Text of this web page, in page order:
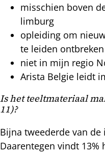
misschien boven
limburg
opleiding om
te leiden ontbreken
niet in mijn regio
Arista Belgie leidt
Is het teeltmateriaal
11)?
Bijna tweederde van de
Daarentegen vindt